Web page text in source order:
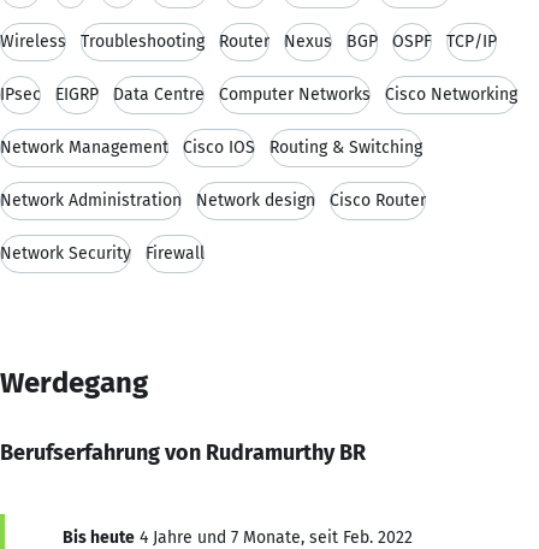
Wireless Troubleshooting Router Nexus BGP OSPF TCP/IP
IPsec EIGRP Data Centre Computer Networks Cisco Networking
Network Management Cisco IOS Routing & Switching
Network Administration Network design Cisco Router
Network Security Firewall
Werdegang
Berufserfahrung von Rudramurthy BR
Bis heute 4 Jahre und 7 Monate, seit Feb. 2022